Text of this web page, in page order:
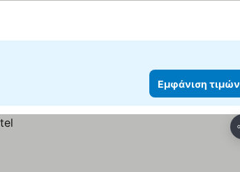
Εμφάνιση τιμών